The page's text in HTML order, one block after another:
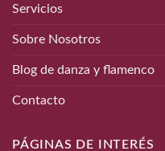
Servicios
Sobre Nosotros
Blog de danza y flamenco
Contacto
PÁGINAS DE INTERÉS